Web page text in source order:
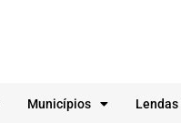
Municípios